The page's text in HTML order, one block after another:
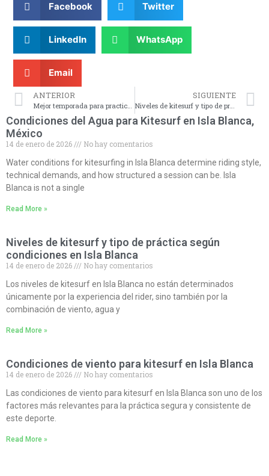
Facebook Twitter
LinkedIn WhatsApp
Email
ANTERIOR SIGUIENTE
Niveles de kitesurf y tipo de práctica según condiciones en Isla Blanca
Condiciones del Agua para Kitesurf en Isla Blanca,
México
14 de enero de 2026
No hay comentarios
Water conditions for kitesurfing in Isla Blanca determine riding style,
technical demands, and how structured a session can be. Isla
Blanca is not a single
Read More »
Niveles de kitesurf y tipo de práctica según
condiciones en Isla Blanca
14 de enero de 2026
No hay comentarios
Los niveles de kitesurf en Isla Blanca no están determinados
únicamente por la experiencia del rider, sino también por la
combinación de viento, agua y
Read More »
Condiciones de viento para kitesurf en Isla Blanca
14 de enero de 2026
No hay comentarios
Las condiciones de viento para kitesurf en Isla Blanca son uno de los
factores más relevantes para la práctica segura y consistente de
este deporte.
Read More »